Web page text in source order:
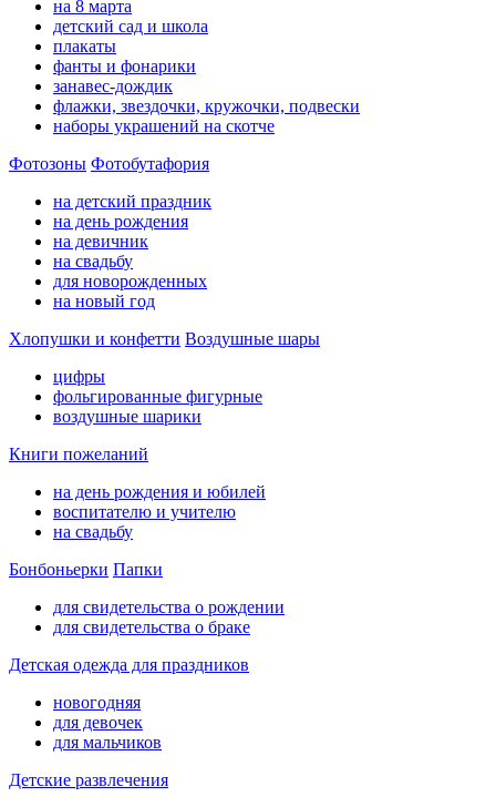
на 8 марта
детский сад и школа
плакаты
фанты и фонарики
занавес-дождик
флажки, звездочки, кружочки, подвески
наборы украшений на скотче
Фотозоны Фотобутафория
на детский праздник
на день рождения
на девичник
на свадьбу
для новорожденных
на новый год
Хлопушки и конфетти Воздушные шары
цифры
фольгированные фигурные
воздушные шарики
Книги пожеланий
на день рождения и юбилей
воспитателю и учителю
на свадьбу
Бонбоньерки Папки
для свидетельства о рождении
для свидетельства о браке
Детская одежда для праздников
новогодняя
для девочек
для мальчиков
Детские развлечения